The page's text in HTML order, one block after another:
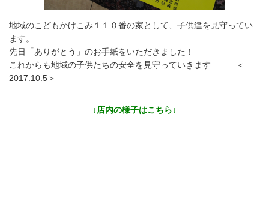
地域のこどもかけこみ１１０番の家として、子供達を見守ってい
ます。
先日「ありがとう」のお手紙をいただきました！
これからも地域の子供たちの安全を見守っていきます ＜
2017.10.5＞
↓店内の様子はこちら↓